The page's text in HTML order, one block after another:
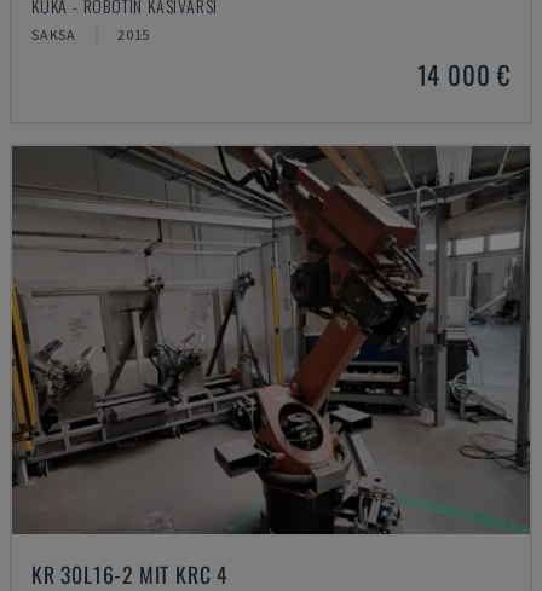
KUKA - ROBOTIN KÄSIVARSI
SAKSA 2015
14 000 €
KR 30L16-2 MIT KRC 4